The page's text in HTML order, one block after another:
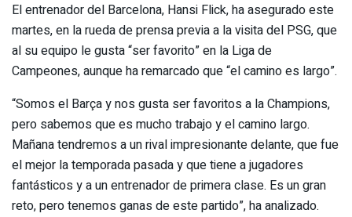
El entrenador del Barcelona, Hansi Flick, ha asegurado este
martes, en la rueda de prensa previa a la visita del PSG, que
al su equipo le gusta “ser favorito” en la Liga de
Campeones, aunque ha remarcado que “el camino es largo”.
“Somos el Barça y nos gusta ser favoritos a la Champions,
pero sabemos que es mucho trabajo y el camino largo.
Mañana tendremos a un rival impresionante delante, que fue
el mejor la temporada pasada y que tiene a jugadores
fantásticos y a un entrenador de primera clase. Es un gran
reto, pero tenemos ganas de este partido”, ha analizado.